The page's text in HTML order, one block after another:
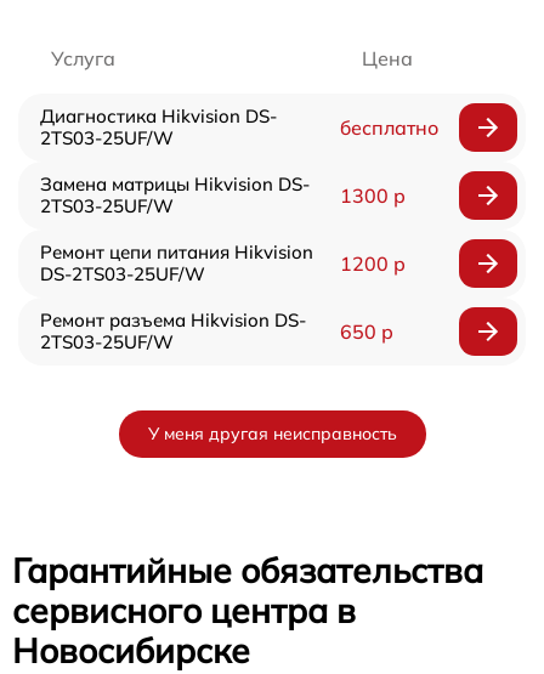
Услуга Цена
Диагностика Hikvision DS-
2TS03-25UF/W
бесплатно
Замена матрицы Hikvision DS-
2TS03-25UF/W
1300 р
Ремонт цепи питания Hikvision
DS-2TS03-25UF/W
1200 р
Ремонт разъема Hikvision DS-
2TS03-25UF/W
650 р
У меня другая неисправность
Гарантийные обязательства
сервисного центра в
Новосибирске